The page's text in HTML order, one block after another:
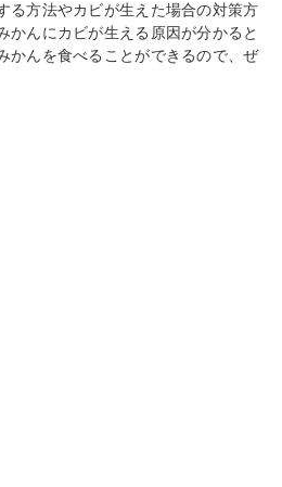
る方法やカビが生えた場合の対策方
かんにカビが生える原因が分かると
かんを食べることができるので、ぜ